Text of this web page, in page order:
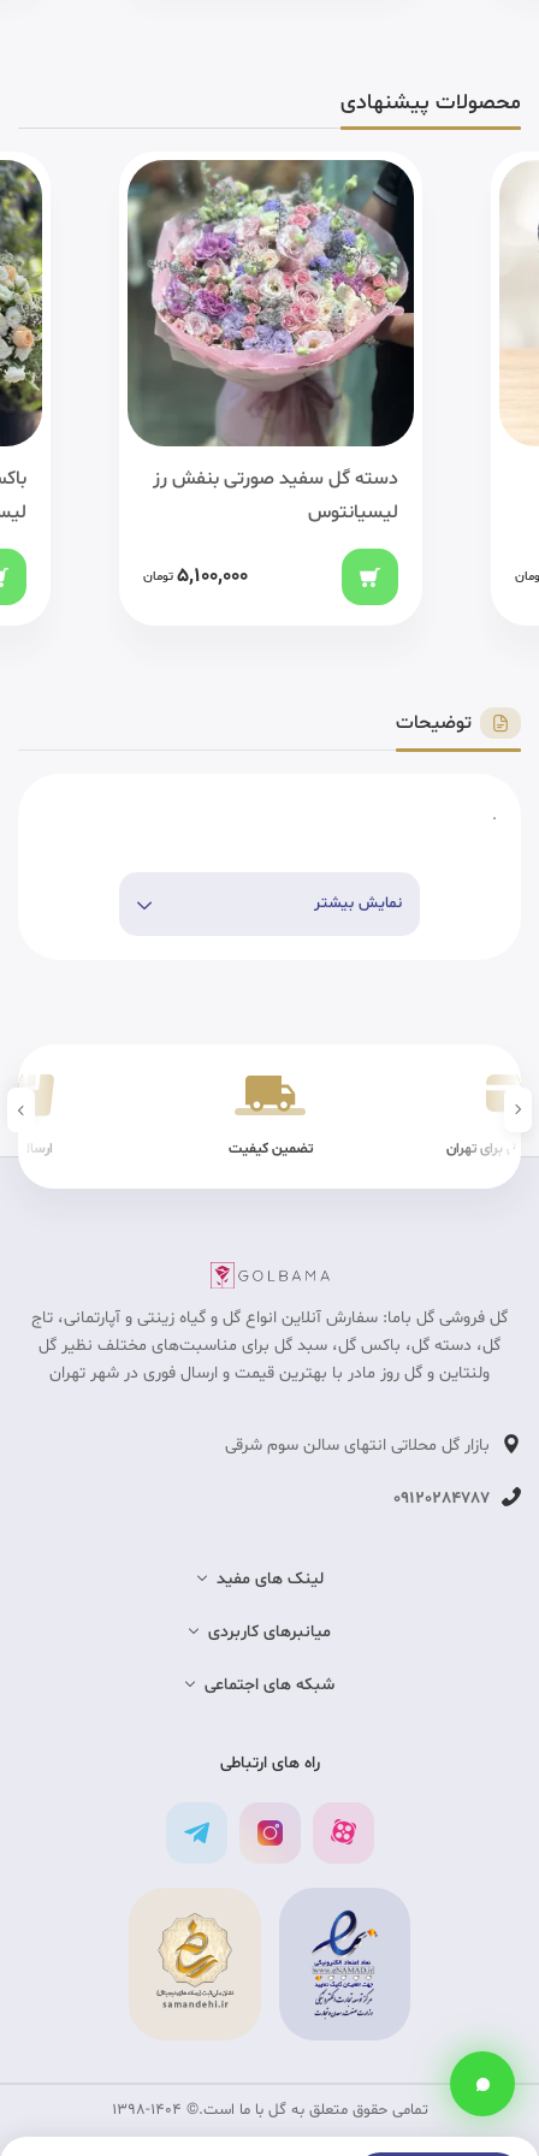
محصولات پیشنهادی
دسته گل سفید صورتی بنفش رز
لیسیانتوس
5,100,000 تومان
توضیحات
.
نمایش بیشتر
کیفیت ارسال سریع شرایط
گل فروشی گل باما: سفارش آنلاین انواع گل و گیاه زینتی و آپارتمانی، تاج
گل، دسته گل، باکس گل، سبد گل برای مناسبت‎‌های مختلف نظیر گل
ولنتاین و گل روز مادر با بهترین قیمت و ارسال فوری در شهر تهران
بازار گل محلاتی انتهای سالن سوم شرقی
09120284787
لینک های مفید
میانبرهای کاربردی
شبکه های اجتماعی
راه های ارتباطی
تمامی حقوق متعلق به گل با ما است.©‏ 1398-1404